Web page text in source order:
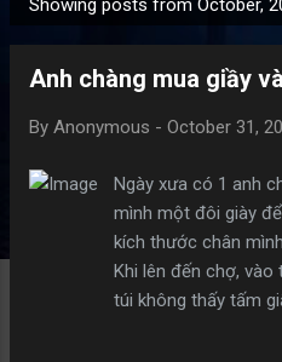
o
Showing posts from October,
Anh chàng mua giầy
By Anonymous - October 31,
Ngày xưa có 1 anh
mình một đôi giày
kích thước chân
Khi lên đến chợ, vào
túi không thấy tấm